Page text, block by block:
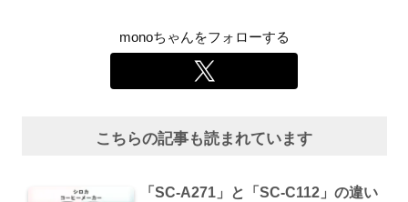
monoちゃんをフォローする
こちらの記事も読まれています
「SC-A271」と「SC-C112」の違い